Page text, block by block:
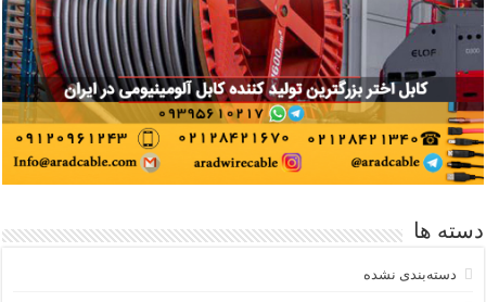
دسته ها
دسته‌بندی نشده